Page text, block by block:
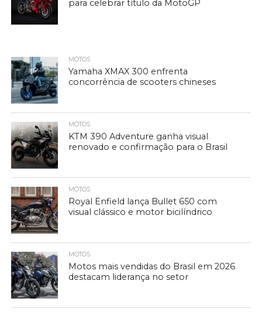
para celebrar título da MotoGP
MOTOS
Yamaha XMAX 300 enfrenta
concorrência de scooters chineses
MOTOS
KTM 390 Adventure ganha visual
renovado e confirmação para o Brasil
MOTOS
Royal Enfield lança Bullet 650 com
visual clássico e motor bicilíndrico
MOTOS
Motos mais vendidas do Brasil em 2026
destacam liderança no setor